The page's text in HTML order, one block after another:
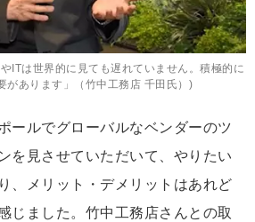
ITは世界的に見ても遅れていません。積極的に
があります」（竹中工務店 千田氏）)
ールでグローバルなベンダーのツ
を見させていただいて、やりたい
、メリット・デメリットはあれど
じました。竹中工務店さんとの取